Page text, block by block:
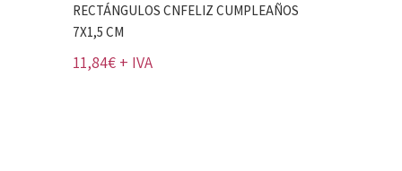
RECTÁNGULOS CNFELIZ CUMPLEAÑOS
7X1,5 CM
11,84€ + IVA